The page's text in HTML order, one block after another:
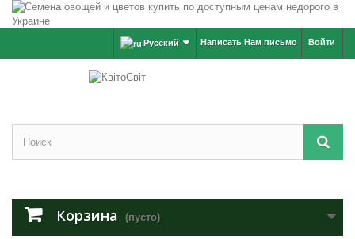
Войти
Написать Нам письмо
Русский
Корзина (пусто)